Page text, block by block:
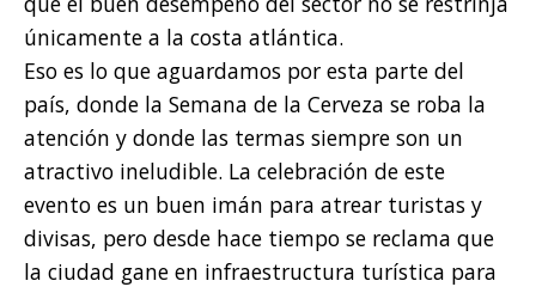
únicamente a la costa atlántica.
Eso es lo que aguardamos por esta parte del
país, donde la Semana de la Cerveza se roba la
atención y donde las termas siempre son un
atractivo ineludible. La celebración de este
evento es un buen imán para atrear turistas y
divisas, pero desde hace tiempo se reclama que
la ciudad gane en infraestructura turística para